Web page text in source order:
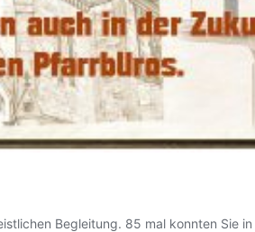
Begleitung. 85 mal konnten Sie